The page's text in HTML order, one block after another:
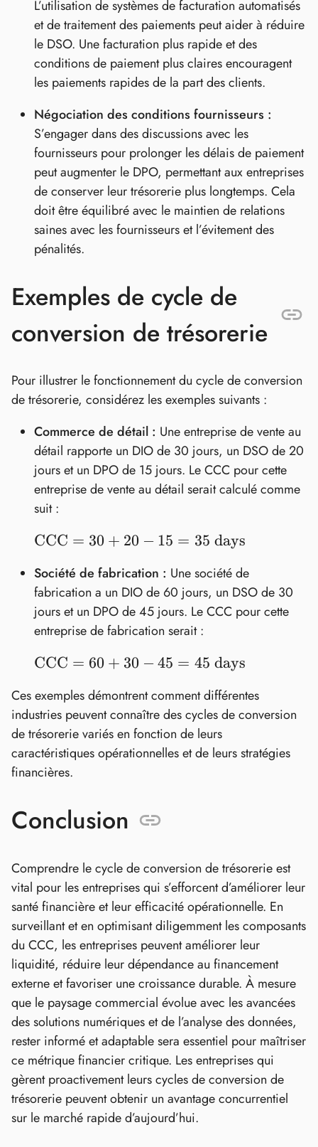
L’utilisation de systèmes de facturation automatisés
et de traitement des paiements peut aider à réduire
le DSO. Une facturation plus rapide et des
conditions de paiement plus claires encouragent
les paiements rapides de la part des clients.
Négociation des conditions fournisseurs :
S’engager dans des discussions avec les
fournisseurs pour prolonger les délais de paiement
peut augmenter le DPO, permettant aux entreprises
de conserver leur trésorerie plus longtemps. Cela
doit être équilibré avec le maintien de relations
saines avec les fournisseurs et l’évitement des
pénalités.
Exemples de cycle de
conversion de trésorerie
Pour illustrer le fonctionnement du cycle de conversion
de trésorerie, considérez les exemples suivants :
Commerce de détail : Une entreprise de vente au
détail rapporte un DIO de 30 jours, un DSO de 20
jours et un DPO de 15 jours. Le CCC pour cette
entreprise de vente au détail serait calculé comme
suit :
\text{CCC}
15 = 35
\text{
days}
CCC = 30 + 20 − 15 = 35 days
Société de fabrication : Une société de
fabrication a un DIO de 60 jours, un DSO de 30
jours et un DPO de 45 jours. Le CCC pour cette
entreprise de fabrication serait :
\text{CCC}
45 = 45
\text{
days}
CCC = 60 + 30 − 45 = 45 days
Ces exemples démontrent comment différentes
industries peuvent connaître des cycles de conversion
de trésorerie variés en fonction de leurs
caractéristiques opérationnelles et de leurs stratégies
financières.
Conclusion
Comprendre le cycle de conversion de trésorerie est
vital pour les entreprises qui s’efforcent d’améliorer leur
santé financière et leur efficacité opérationnelle. En
surveillant et en optimisant diligemment les composants
du CCC, les entreprises peuvent améliorer leur
liquidité, réduire leur dépendance au financement
externe et favoriser une croissance durable. À mesure
que le paysage commercial évolue avec les avancées
des solutions numériques et de l’analyse des données,
rester informé et adaptable sera essentiel pour maîtriser
ce métrique financier critique. Les entreprises qui
gèrent proactivement leurs cycles de conversion de
trésorerie peuvent obtenir un avantage concurrentiel
sur le marché rapide d’aujourd’hui.